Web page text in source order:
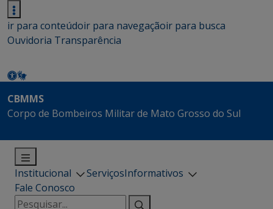
ir para conteúdoir para navegaçãoir para busca
Ouvidoria Transparência
CBMMS
Corpo de Bombeiros Militar de Mato Grosso do Sul
Institucional ServiçosInformativos
Fale Conosco
Pesquisar